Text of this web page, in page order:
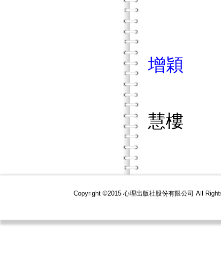
增穎
慧樓
Copyright ©2015 心理出版社股份有限公司 All